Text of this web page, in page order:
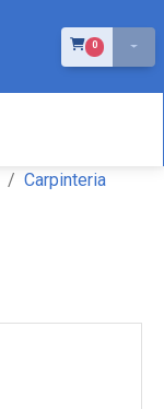
0ÍTEMS EN EL
Carpinteria